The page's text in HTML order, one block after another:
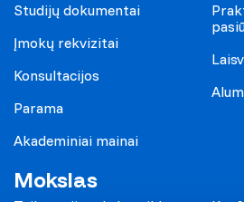
Studijų dokumentai
Įmokų rekvizitai
Konsultacijos
Parama
Akademiniai mainai
Mokslas